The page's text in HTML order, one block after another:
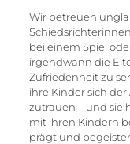
Wir betreuen
bei einem Spiel
irgendwann die
Zufriedenheit zu
ihre Kinder sich der
zutrauen – und sie
mit ihren Kindern
prägt und